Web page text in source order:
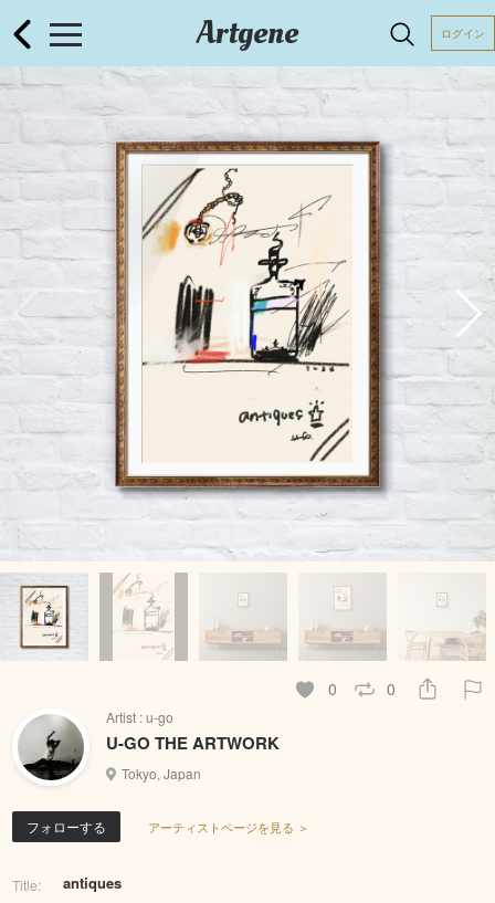
Artgene ログイン
0 0
Artist : u-go
U-GO THE ARTWORK
Tokyo, Japan
フォローする アーティストページを見る ＞
Title: antiques